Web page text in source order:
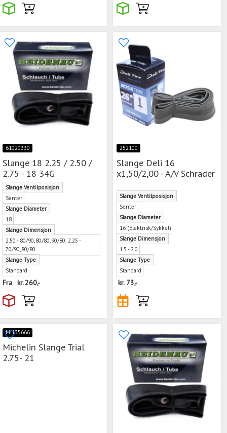
61020330
Slange 18 2.25 / 2.50 /
2.75 - 18 34G
Slange Ventilposisjon
Senter
Slange Diameter
18
Slange Dimensjon
2.50 - 80/90,80/80,90/80, 2.25 -
70/90,80/80
Slange Type
Standard
Fra kr.260,-
252100
Slange Deli 16
x1,50/2,00 - A/V Schrader
Slange Ventilposisjon
Senter
Slange Diameter
16 (Elektrisk/Sykkel)
Slange Dimensjon
1.5 - 2.0
Slange Type
Standard
kr. 73,-
MI135666
Michelin Slange Trial
2.75- 21